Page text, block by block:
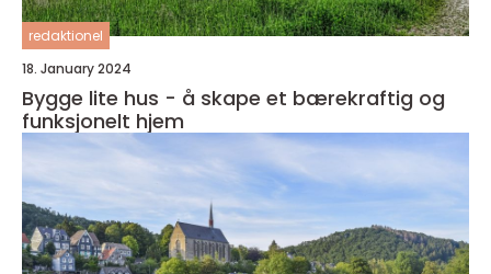
redaktionel
18. January 2024
Bygge lite hus - å skape et bærekraftig og
funksjonelt hjem